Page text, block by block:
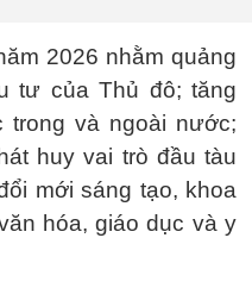
2026 nhằm quảng
tư của Thủ đô; tăng
và ngoài nước;
huy vai trò đầu tàu
mới sáng tạo, khoa
hóa, giáo dục và y